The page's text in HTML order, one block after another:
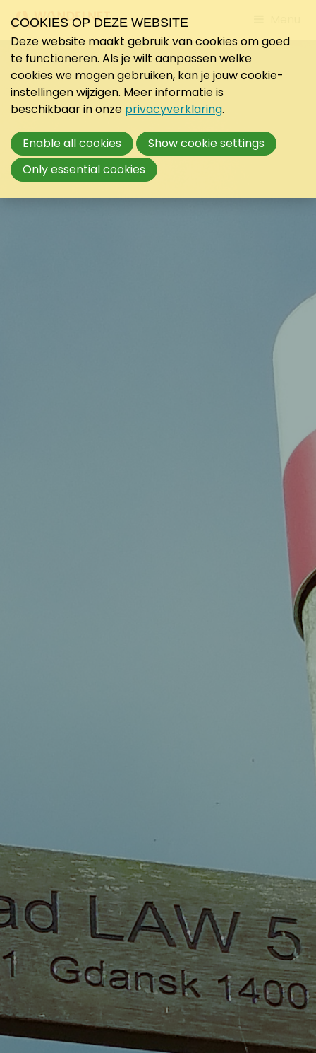
to
COOKIES OP DEZE WEBSITE
Deze website maakt gebruik van cookies om goed
te functioneren. Als je wilt aanpassen welke
cookies we mogen gebruiken, kan je jouw cookie-
instellingen wijzigen. Meer informatie is
beschikbaar in onze privacyverklaring.
Enable all cookies
Show cookie settings
Only essential cookies